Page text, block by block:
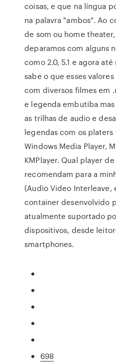
coisas, e que na língua
na palavra "ambos". Ao
de som ou home
deparamos com alguns
como 2.0, 5.1 e agora até
sabe o que esses
com diversos filmes em
e legenda embutiba
as trilhas de audio e
legendas com os
Windows Media Player,
KMPlayer. Qual player
recomendam para a
(Audio Video Interleave,
container desenvolvido
atualmente suportado
dispositivos, desde
smartphones.
698